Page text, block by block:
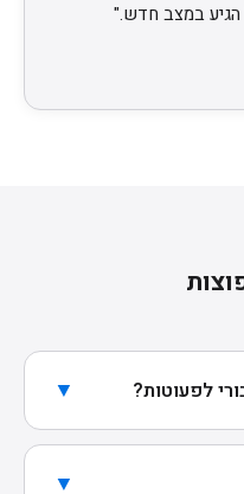
הגיע במצב חדש."
לפעוטות? ▼
חבילת הבסיס (300₪) כוללת 7 מתקני ג'ימבורי איכותיים,
יום הולדת בבית.
▼